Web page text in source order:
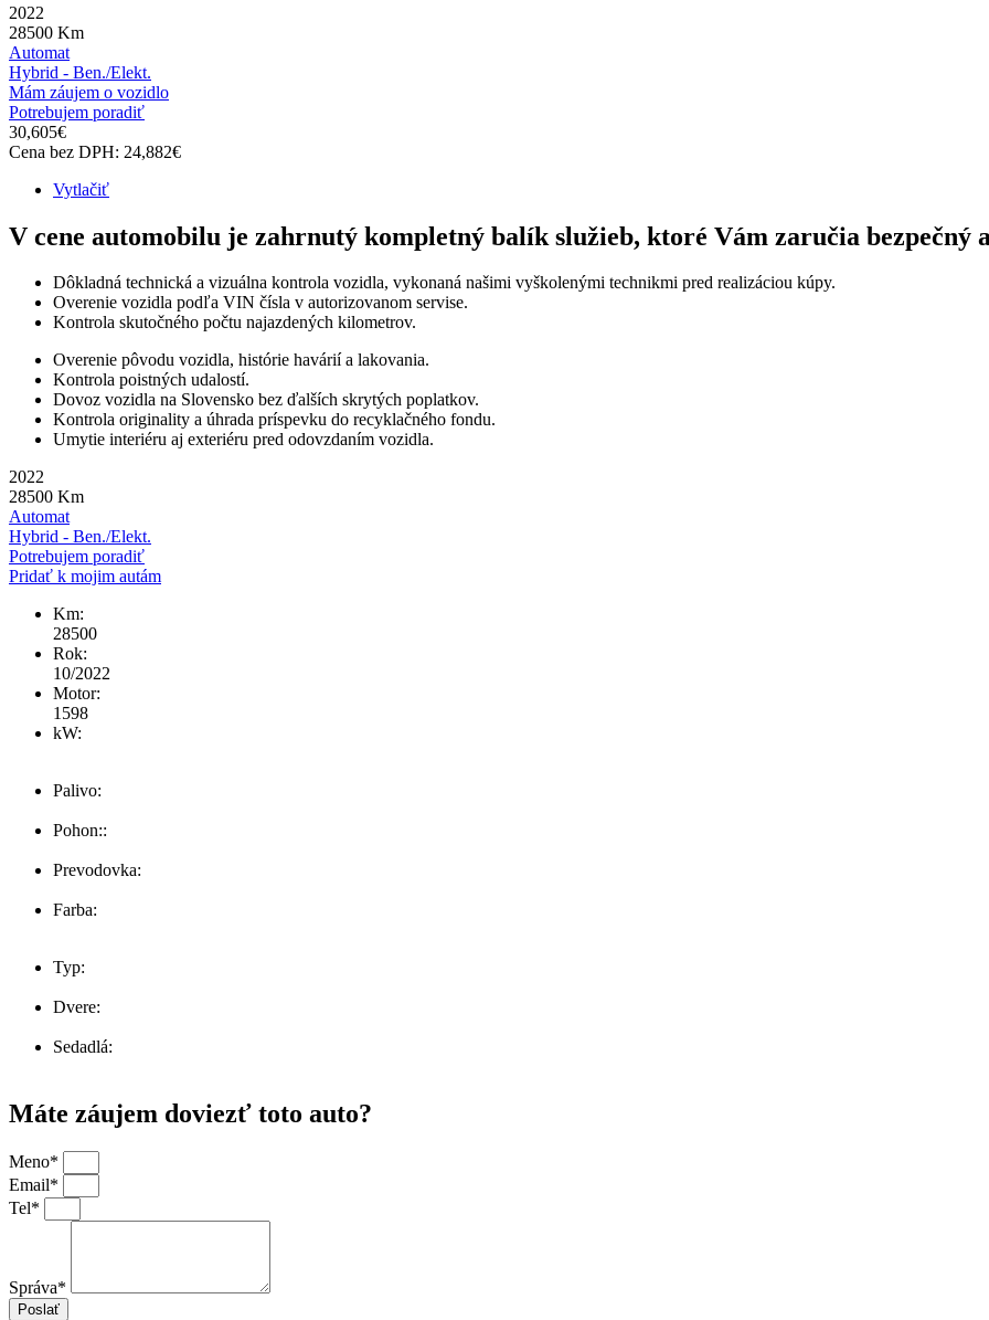
2022
28500 Km
Automat
Hybrid - Ben./Elekt.
Mám záujem o vozidlo
Potrebujem poradiť
30,605€
Cena bez DPH: 24,882€
Vytlačiť
V cene automobilu je zahrnutý kompletný balík služieb, ktoré Vám zaručia bezpečný
Dôkladná technická a vizuálna kontrola vozidla, vykonaná našimi vyškolenými technikmi pred realizáciou kúpy.
Overenie vozidla podľa VIN čísla v autorizovanom servise.
Kontrola skutočného počtu najazdených kilometrov.
Overenie pôvodu vozidla, histórie havárií a lakovania.
Kontrola poistných udalostí.
Dovoz vozidla na Slovensko bez ďalších skrytých poplatkov.
Kontrola originality a úhrada príspevku do recyklačného fondu.
Umytie interiéru aj exteriéru pred odovzdaním vozidla.
2022
28500 Km
Automat
Hybrid - Ben./Elekt.
Potrebujem poradiť
Pridať k mojim autám
Km:
28500
Rok:
10/2022
Motor:
1598
kW:
Palivo:
Pohon::
Prevodovka:
Farba:
Typ:
Dvere:
Sedadlá:
Máte záujem doviezť toto auto?
Meno*
Email*
Tel*
Správa*
Poslať